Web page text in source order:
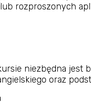
rozproszonych
niezbędna jest
oraz